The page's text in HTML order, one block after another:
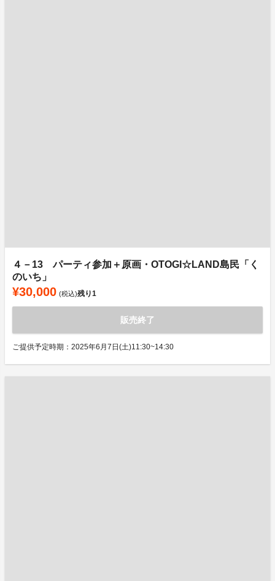
４－13 パーティ参加＋原画・OTOGI☆LAND島民「く
のいち」
¥30,000 (税込)残り1
販売終了
ご提供予定時期：2025年6月7日(土)11:30~14:30